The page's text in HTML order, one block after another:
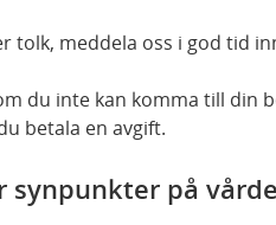
tolk, meddela oss i god tid
du inte kan komma till din
betala en avgift.
synpunkter på